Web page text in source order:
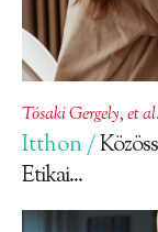
Tósaki Gergely,et al.
Itthon /
Etikai...